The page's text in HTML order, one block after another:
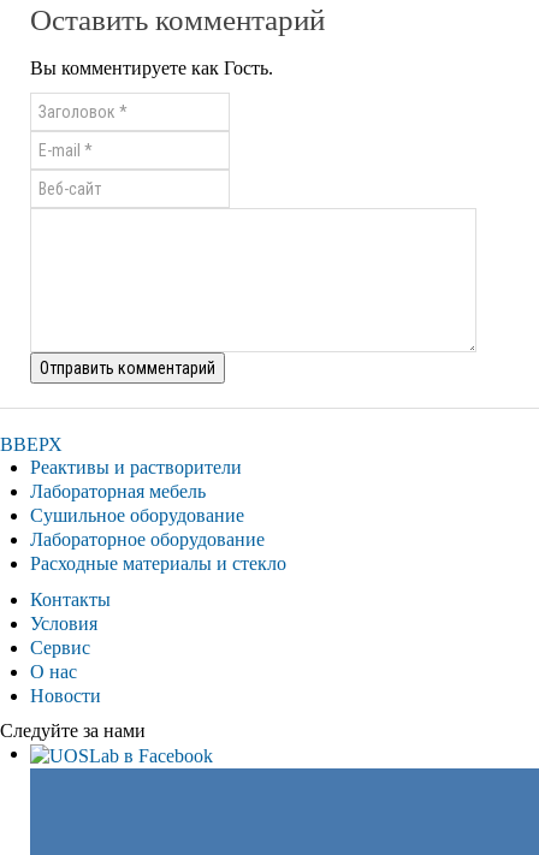
Оставить комментарий
Вы комментируете как Гость.
ВВЕРХ
Реактивы и растворители
Лабораторная мебель
Сушильное оборудование
Лабораторное оборудование
Расходные материалы и стекло
Контакты
Условия
Сервис
О нас
Новости
Следуйте за нами